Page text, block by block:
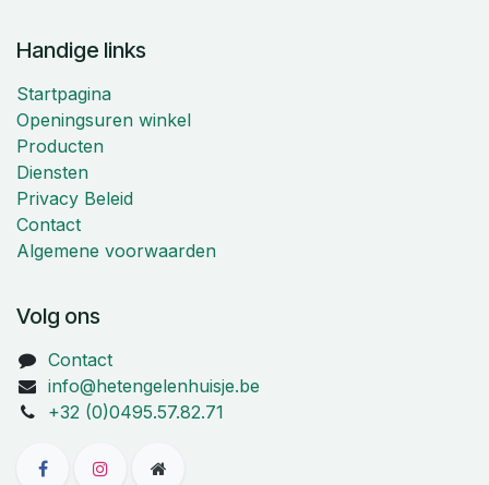
Handige links
Startpagina
Openingsuren winkel
Producten
Diensten
Privacy Beleid
Contact
Algemene voorwaarden
Volg ons
Contact
info@hetengelenhuisje.be
+32 (0)0495.57.82.71